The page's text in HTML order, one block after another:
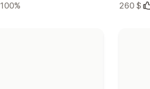
100%
260 $